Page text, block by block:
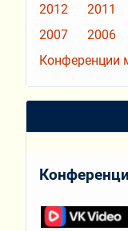
2012
2011
2007
2006
Конференции